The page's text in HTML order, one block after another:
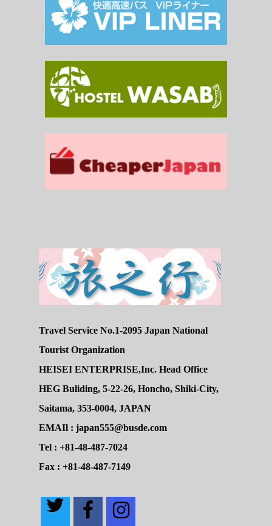
Travel Service No.1-2095 Japan National
Tourist Organization
HEISEI ENTERPRISE,Inc. Head Office
HEG Buliding, 5-22-26, Honcho, Shiki-City,
Saitama, 353-0004, JAPAN
EMAIl : japan555@busde.com
Tel : +81-48-487-7024
Fax : +81-48-487-7149